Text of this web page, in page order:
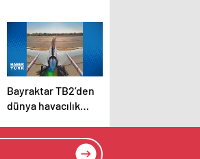
Bayraktar TB2’den
dünya havacılık